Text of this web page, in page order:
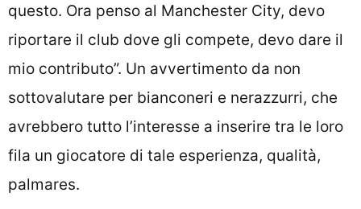
questo. Ora penso al Manchester City, devo
riportare il club dove gli compete, devo dare il
mio contributo”. Un avvertimento da non
sottovalutare per bianconeri e nerazzurri, che
avrebbero tutto l’interesse a inserire tra le loro
fila un giocatore di tale esperienza, qualità,
palmares.